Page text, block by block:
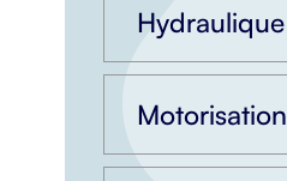
Hydraulique
Motorisation